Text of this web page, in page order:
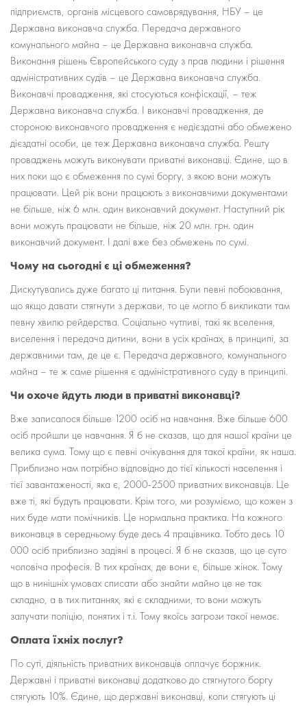
підприємств, органів місцевого самоврядування, НБУ – це
Державна виконавча служба. Передача державного
комунального майна – це Державна виконавча служба.
Виконання рішень Європейського суду з прав людини і рішення
адміністративних судів – це Державна виконавча служба.
Виконавчі провадження, які стосуються конфіскації, – теж
Державна виконавча служба. І виконавчі провадження, де
стороною виконавчого провадження є недієздатні або обмежено
дієздатні особи, це теж Державна виконавча служба. Решту
проваджень можуть виконувати приватні виконавці. Єдине, що в
них поки що є обмеження по сумі боргу, з якою вони можуть
працювати. Цей рік вони працюють з виконавчими документами
не більше, ніж 6 млн. один виконавчий документ. Наступний рік
вони можуть працювати не більше, ніж 20 млн. грн. один
виконавчий документ. І далі вже без обмежень по сумі.
Чому на сьогодні є ці обмеження?
Дискутувались дуже багато ці питання. Були певні побоювання,
що якщо давати стягнути з держави, то це могло б викликати там
певну хвилю рейдерства. Соціально чутливі, такі як вселення,
виселення і передача дитини, вони в усіх країнах, в принципі, за
державними там, де це є. Передача державного, комунального
майна – те ж саме рішення є адміністративного суду в принципі.
Чи охоче йдуть люди в приватні виконавці?
Вже записалося більше 1200 осіб на навчання. Вже більше 600
осіб пройшли це навчання. Я б не сказав, що для нашої країни це
велика сума. Тому що є певні очікування для такої країни, як наша.
Приблизно нам потрібно відповідно до тієї кількості населення і
тієї завантаженості, яка є, 2000-2500 приватних виконавців. Це
вже ті, які будуть працювати. Крім того, ми розуміємо, що кожен з
них буде мати помічників. Це нормальна практика. На кожного
виконавця в середньому буде десь 4 працівника. Тобто десь 10
000 осіб приблизно задіяні в процесі. Я б не сказав, що це суто
чоловіча професія. В тих країнах, де вони є, більше жінок. Тому
що в нинішніх умовах списати або знайти майно це не так
складно, а в тих питаннях, які є складними, то вони можуть
залучати поліцію, понятих і т.і. Тому якоїсь загрози такої немає.
Оплата їхніх послуг?
По суті, діяльність приватних виконавців оплачує боржник.
Державні і приватні виконавці додатково до стягнутого боргу
стягують 10%. Єдине, що державні виконавці, коли стягують ці